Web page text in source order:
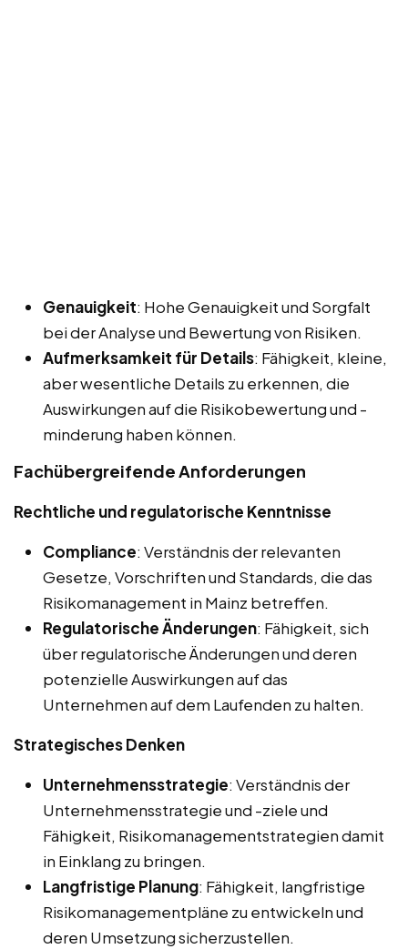
Genauigkeit: Hohe Genauigkeit und Sorgfalt
bei der Analyse und Bewertung von Risiken.
Aufmerksamkeit für Details: Fähigkeit, kleine,
aber wesentliche Details zu erkennen, die
Auswirkungen auf die Risikobewertung und -
minderung haben können.
Fachübergreifende Anforderungen
Rechtliche und regulatorische Kenntnisse
Compliance: Verständnis der relevanten
Gesetze, Vorschriften und Standards, die das
Risikomanagement in Mainz betreffen.
Regulatorische Änderungen: Fähigkeit, sich
über regulatorische Änderungen und deren
potenzielle Auswirkungen auf das
Unternehmen auf dem Laufenden zu halten.
Strategisches Denken
Unternehmensstrategie: Verständnis der
Unternehmensstrategie und -ziele und
Fähigkeit, Risikomanagementstrategien damit
in Einklang zu bringen.
Langfristige Planung: Fähigkeit, langfristige
Risikomanagementpläne zu entwickeln und
deren Umsetzung sicherzustellen.